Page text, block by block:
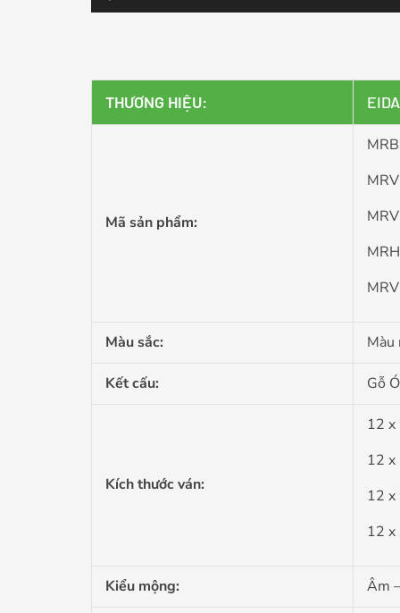
THƯƠNG HIỆU:
Mã sản phẩm:
Màu sắc: Màu
Kết cấu: Gỗ
Kích thước ván:
12
12 x
12 x
12 x
Kiểu mộng: Âm